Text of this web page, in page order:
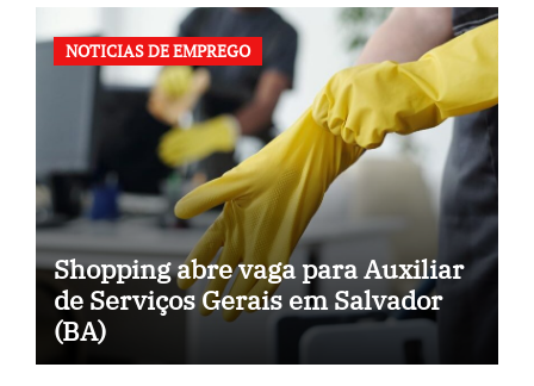
NOTICIAS DE EMPREGO
Shopping abre vaga para Auxiliar
de Serviços Gerais em Salvador
(BA)